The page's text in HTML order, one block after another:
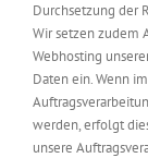
Durchsetzung der
Wir setzen zudem
Webhosting
Daten ein. Wenn
werden, erfolgt
unsere